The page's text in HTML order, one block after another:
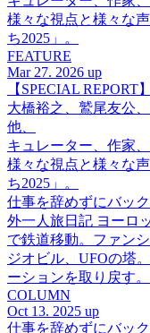
様々な視点と様々な
ち2025」。
FEATURE
Mar 27. 2026 up
【SPECIAL REPORT】
大橋裕之、鷲尾友公
他、
キュレーター、作家
様々な視点と様々な
ち2025」。
仕事を辞めずにバッ
外一人旅日記 ヨーロ
で鉄道移動。ファン
ジオビル、UFOの塔
ーションを取り戻す。
COLUMN
Oct 13. 2025 up
仕事を辞めずにバッ